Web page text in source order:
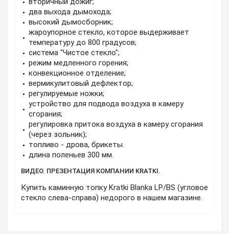
два выхода дымохода;
высокий дымосборник;
жароупорное стекло, которое выдерживает
температуру до 800 градусов;
система "Чистое стекло";
режим медленного горения;
конвекционное отделение;
вермикулитовый дефлектор;
регулируемые ножки;
устройство для подвода воздуха в камеру
сгорания;
регулировка притока воздуха в камеру сгорания
(через зольник);
топливо - дрова, брикеты.
длина поленьев 300 мм.
ВИДЕО. ПРЕЗЕНТАЦИЯ КОМПАНИИ KRATKI.
Купить каминную топку Kratki Blanka LP/BS (угловое
стекло слева-справа) недорого в нашем магазине.